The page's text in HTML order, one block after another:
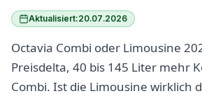
Aktualisiert:20.07.2026
Octavia Combi oder Limousine
Preisdelta, 40 bis 145 Liter mehr
Combi. Ist die Limousine wirklich
2026: Wann die
Variante die bessere Wahl ist
Abmessungen und
Wo Combi und Limousine